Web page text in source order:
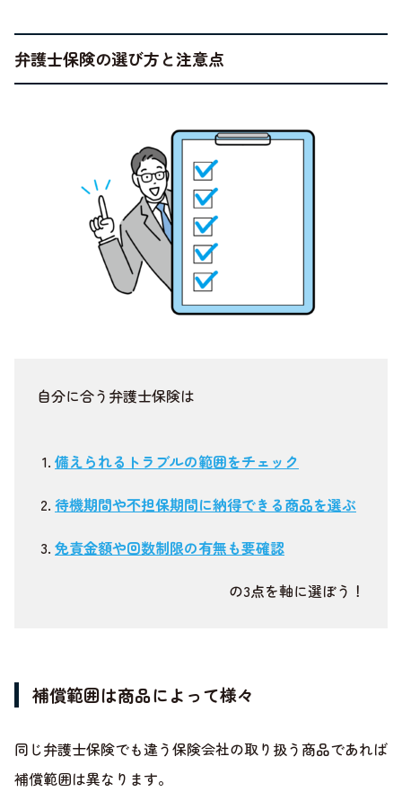
弁護士保険の選び方と注意点
自分に合う弁護士保険は
備えられるトラブルの範囲をチェック
待機期間や不担保期間に納得できる商品を選ぶ
免責金額や回数制限の有無も要確認
の3点を軸に選ぼう！
補償範囲は商品によって様々
同じ弁護士保険でも違う保険会社の取り扱う商品であれば
補償範囲は異なります。